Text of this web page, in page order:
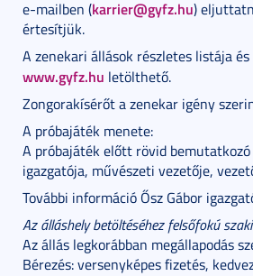
e-mailben (karrier@gyfz.hu)
értesítjük.
A zenekari állások részletes listája
www.gyfz.hu letölthető.
Zongorakísérőt a zenekar igény
A próbajáték menete:
A próbajáték előtt rövid bemutatkozó
igazgatója, művészeti vezetője,
További információ Ősz Gábor
Az álláshely betöltéséhez felsőfokú
Az állás legkorábban megállapodás
Bérezés: versenyképes fizetés,